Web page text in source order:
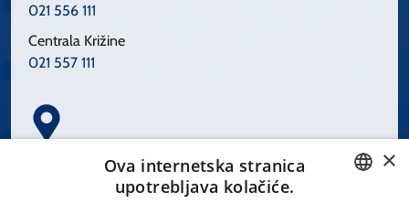
021 556 111
Centrala Križine
021 557 111
Spinčićeva 1, 21000 Split
×
Ova internetska stranica
upotrebljava kolačiće.